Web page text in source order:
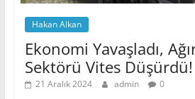
Hakan Alkan
Ekonomi Yavaşladı,
Sektörü Vites Düşürdü!
21 Aralık 2024 admin 0